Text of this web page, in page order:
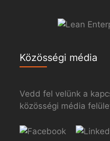
Közösségi média
Vedd fel velünk a
közösségi média